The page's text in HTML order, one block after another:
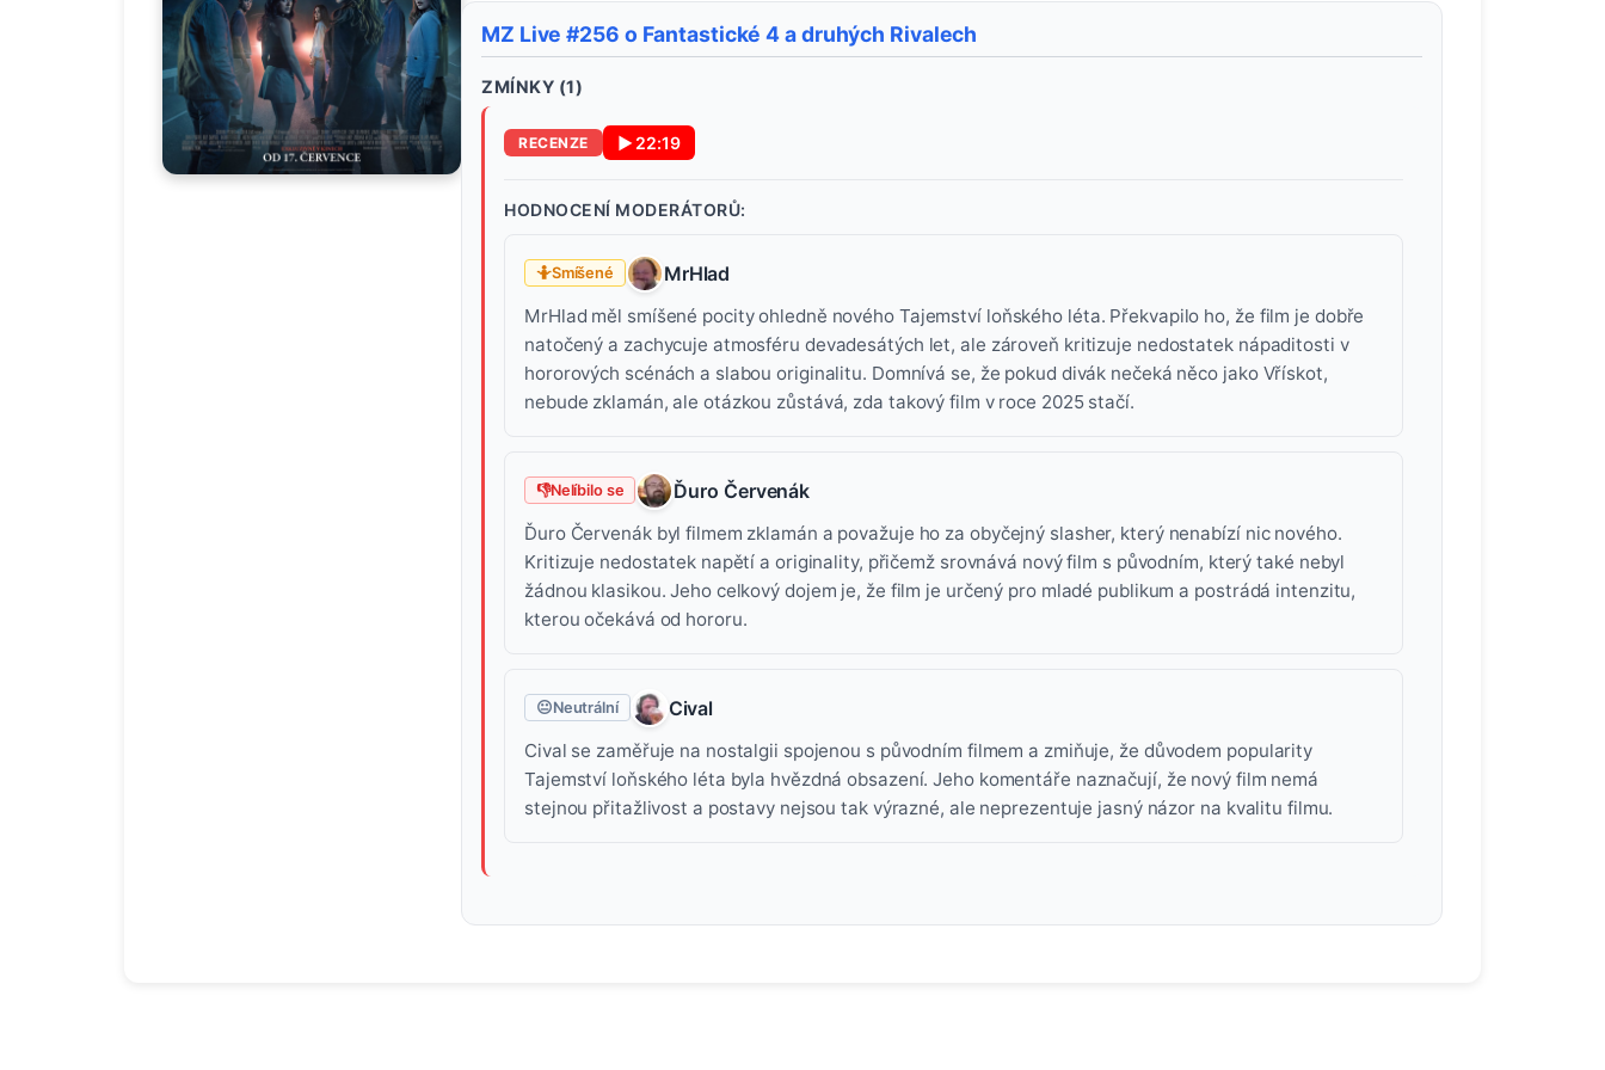
MZ Live #256 o Fantastické 4 a druhých Rivalech
ZMÍNKY (1)
RECENZE ▶ 22:19
HODNOCENÍ MODERÁTORŮ:
🤷Smíšené MrHlad
MrHlad měl smíšené pocity ohledně nového Tajemství loňského léta. Překvapilo ho, že film je dobře
natočený a zachycuje atmosféru devadesátých let, ale zároveň kritizuje nedostatek nápaditosti v
hororových scénách a slabou originalitu. Domnívá se, že pokud divák nečeká něco jako Vřískot,
nebude zklamán, ale otázkou zůstává, zda takový film v roce 2025 stačí.
👎Nelíbilo se Ďuro Červenák
Ďuro Červenák byl filmem zklamán a považuje ho za obyčejný slasher, který nenabízí nic nového.
Kritizuje nedostatek napětí a originality, přičemž srovnává nový film s původním, který také nebyl
žádnou klasikou. Jeho celkový dojem je, že film je určený pro mladé publikum a postrádá intenzitu,
kterou očekává od hororu.
😐Neutrální Cival
Cival se zaměřuje na nostalgii spojenou s původním filmem a zmiňuje, že důvodem popularity
Tajemství loňského léta byla hvězdná obsazení. Jeho komentáře naznačují, že nový film nemá
stejnou přitažlivost a postavy nejsou tak výrazné, ale neprezentuje jasný názor na kvalitu filmu.